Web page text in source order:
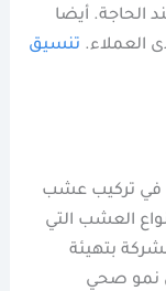
الحاجة. أيضا
العملاء. تنسيق
في تركيب عشب
العشب التي
بتهيئة
نمو صحي